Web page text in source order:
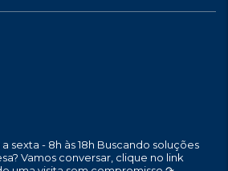
sexta - 8h às 18h Buscando soluções
Vamos conversar, clique no link